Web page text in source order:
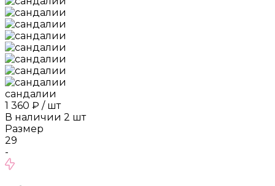
сандалии
1 360 ₽ / шт
В наличии 2 шт
Размер
29
-